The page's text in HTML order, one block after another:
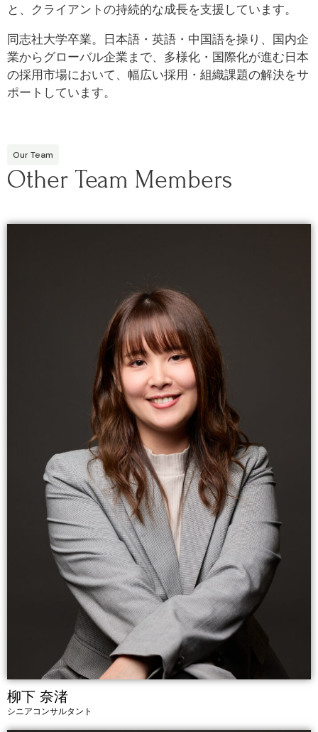
と、クライアントの持続的な成長を支援しています。
同志社大学卒業。日本語・英語・中国語を操り、国内企
業からグローバル企業まで、多様化・国際化が進む日本
の採用市場において、幅広い採用・組織課題の解決をサ
ポートしています。
Our Team
Other Team Members
柳下 奈渚
シニアコンサルタント